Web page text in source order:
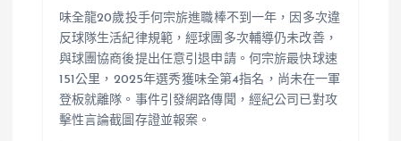
味全龍20歲投手何宗旂進職棒不到一年，因多次違
反球隊生活紀律規範，經球團多次輔導仍未改善，
與球團協商後提出任意引退申請。何宗旂最快球速
151公里，2025年選秀獲味全第4指名，尚未在一軍
登板就離隊。事件引發網路傳聞，經紀公司已對攻
擊性言論截圖存證並報案。